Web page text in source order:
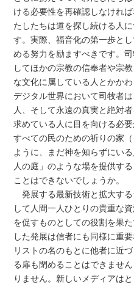
ける必要性を再確認しなけれ
たしたちは道を探し続ける人
す。実際、福音化の第一歩と
める努力を励ますべきです。
してほかの宗教の信奉者や宗
な文化に属している人とかか
デジタル世界において司牧者
人、そして永遠の真実と絶対
求めている人に目を向ける必
すべての民のための祈りの家
ように、まだ神を知らずにい
人の庭」のような場を提供す
ことはできないでしょうか。
発展する最新技術と拡大す
して人間一人ひとりの貴重な
を促すものとしての役割を果
した発展は信者にも同様に重
リストの名のもとに他者に近
る扉も閉めることはできませ
りません。新しいメディアは